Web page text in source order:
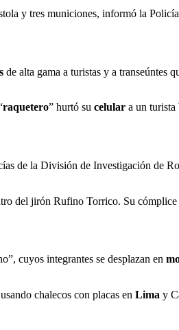
y tres municiones, informó la
de alta gama a turistas y a transeúntes
raquetero” hurtó su celular a un
de la División de Investigación de
del jirón Rufino Torrico. Su cómplice
cuyos integrantes se desplazan en
chalecos con placas en Lima y